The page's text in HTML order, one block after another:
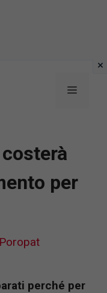
Menu
per
perché per